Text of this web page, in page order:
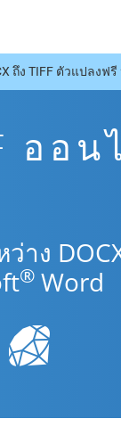
ถึง TIFF ตัวแปลงฟรี
ออ
ง
® Word